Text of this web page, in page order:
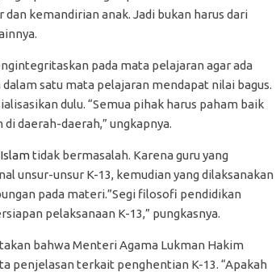
kemandirian anak. Jadi bukan harus dari
pada mata pelajaran agar ada
satu mata pelajaran mendapat nilai bagus.
dulu. “Semua pihak harus paham baik
daerah-daerah,” ungkapnya.
tidak bermasalah. Karena guru yang
unsur-unsur K-13, kemudian yang dilaksanakan
pada materi.”Segi filosofi pendidikan
pelaksanaan K-13,” pungkasnya.
bahwa Menteri Agama Lukman Hakim
penjelasan terkait penghentian K-13. “Apakah